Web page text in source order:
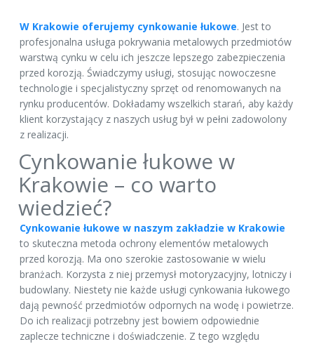
W Krakowie oferujemy cynkowanie łukowe. Jest to
profesjonalna usługa pokrywania metalowych przedmiotów
warstwą cynku w celu ich jeszcze lepszego zabezpieczenia
przed korozją. Świadczymy usługi, stosując nowoczesne
technologie i specjalistyczny sprzęt od renomowanych na
rynku producentów. Dokładamy wszelkich starań, aby każdy
klient korzystający z naszych usług był w pełni zadowolony
z realizacji.
Cynkowanie łukowe w
Krakowie – co warto
wiedzieć?
Cynkowanie łukowe w naszym zakładzie w Krakowie
to skuteczna metoda ochrony elementów metalowych
przed korozją. Ma ono szerokie zastosowanie w wielu
branżach. Korzysta z niej przemysł motoryzacyjny, lotniczy i
budowlany. Niestety nie każde usługi cynkowania łukowego
dają pewność przedmiotów odpornych na wodę i powietrze.
Do ich realizacji potrzebny jest bowiem odpowiednie
zaplecze techniczne i doświadczenie. Z tego względu